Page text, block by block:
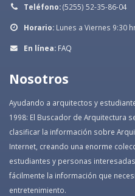
Teléfono:(5255) 52-35-86-04
Horario: Lunes a Viernes 9:30
En línea: FAQ
Nosotros
Ayudando a arquitectos y
1998: El Buscador de Arquitectura
clasificar la información sobre
Internet, creando una enorme
estudiantes y personas
fácilmente la información que
entretenimiento.